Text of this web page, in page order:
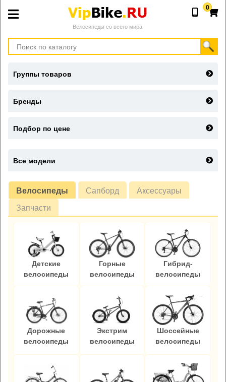
Велосипеды со всего мира
0
Велосипеды Сапборд
Аксессуары
Запчасти
Детские
велосипеды
Горные
велосипеды
Гибрид-
велосипеды
Дорожные
велосипеды
Экстрим
велосипеды
Шоссейные
велосипеды
Группы товаров
Бренды
Подбор по цене
Все модели